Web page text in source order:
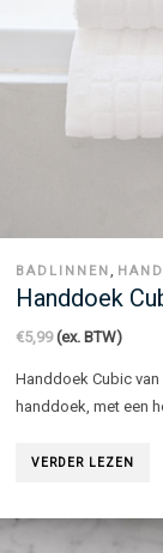
BADLINNEN ,
Handdoek
€5,99(ex. BTW)
Handdoek Cubic
handdoek, met een
VERDER LEZEN